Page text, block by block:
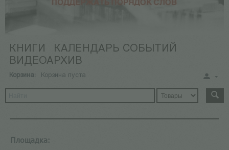
КНИГИ
КАЛЕНДАРЬ СОБЫТИЙ
ВИДЕОАРХИВ
Корзина: Корзина пуста
Площадка: